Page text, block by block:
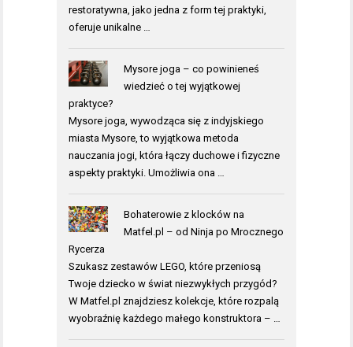
restoratywna, jako jedna z form tej praktyki,
oferuje unikalne …
Mysore joga – co powinieneś
wiedzieć o tej wyjątkowej
praktyce?
Mysore joga, wywodząca się z indyjskiego
miasta Mysore, to wyjątkowa metoda
nauczania jogi, która łączy duchowe i fizyczne
aspekty praktyki. Umożliwia ona …
Bohaterowie z klocków na
Matfel.pl – od Ninja po Mrocznego
Rycerza
Szukasz zestawów LEGO, które przeniosą
Twoje dziecko w świat niezwykłych przygód?
W Matfel.pl znajdziesz kolekcje, które rozpalą
wyobraźnię każdego małego konstruktora – …